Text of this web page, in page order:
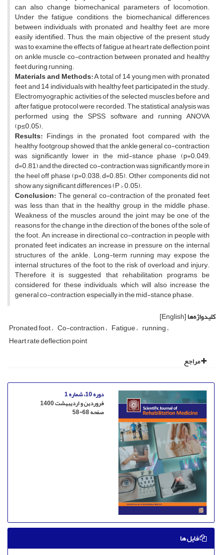
can also change biomechanical parameters of locomotion.
Under the fatigue conditions, the biomechanical differences
between individuals with pronated and healthy feet are more
easily identified. Thus, the main objective of the present study
was to examine the effects of fatigue at heart rate deflection point
on ankle muscle co-contraction between pronated and healthy
feet during running.
Materials and Methods:A total of 14 young men with pronated
feet and 14 individuals with healthy feet participated in the study.
Electromyographic activities of the selected muscles before and
after fatigue protocol were recorded. The statistical analysis was
performed using the SPSS software and running ANOVA
(p≤0.05).
Results: Findings in the pronated foot compared with the
healthy footgroup showed that the ankle general co-contraction
was significantly lower in the mid-stance phase (p=0.049;
d=0.81) and the directed co-contraction was significantly more in
the heel off phase (p=0.038; d=0.85). Other components did not
show any significant differences (P > 0.05).
Conclusion:The general co-contraction of the pronated feet
was less than that in the healthy group in the middle phase.
Weakness of the muscles around the joint may be one of the
reasons for the change in the direction of the bones of the sole of
the foot. An increase in directional co-contraction in people with
pronated feet indicates an increase in pressure on the internal
structures of the ankle. Long-term running may expose the
internal structures of the foot to the risk of overload and injury.
Therefore, it is suggested that rehabilitation programs be
considered for these individuals, which will also increase the
general co-contraction, especially in the mid-stance phase.
کلیدواژه‌ها[English]
Pronated foot Co-contraction Fatigue running
Heart rate deflection point
مراجع
دوره 10، شماره 1
فروردین و اردیبهشت 1400
صفحه58-68
فایل ها